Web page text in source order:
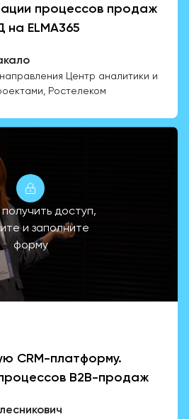
процессов продаж
ELMA365
Центр аналитики и
Ростелеком
доступ,
и заполните
форму
CRM-платформу.
B2B-продаж